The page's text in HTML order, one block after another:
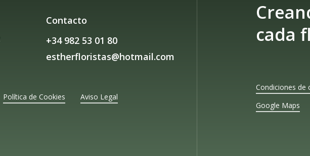
Contacto
+34 982 53 01 80
estherfloristas@hotmail.com
Política de Cookies Aviso Legal
cada
Condiciones de
Google Maps